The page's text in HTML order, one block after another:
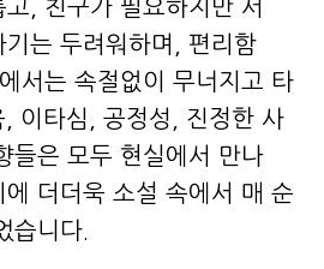
, 친구가 필요하지만 서
는 두려워하며, 편리함
서는 속절없이 무너지고 타
, 이타심, 공정성, 진정한 사
들은 모두 현실에서 만나
더더욱 소설 속에서 매 순
습니다.